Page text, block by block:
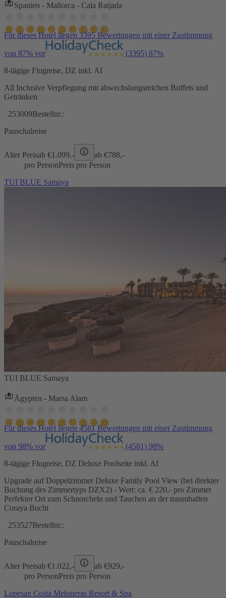
Spanien - Mallorca - Cala Ratjada
Für dieses Hotel liegen 3395 Bewertungen mit einer Zustimmung
von 87% vor (3395) 87%
8-tägige Flugreise, DZ inkl. AI
All Inclusive Verpflegung mit abwechslungsreichen Buffets und
Getränken
253009Bestellnr.:
Pauschalreise
Alter Preisab €1.099,- ab €788,-
pro PersonPreis pro Person
TUI BLUE Samaya
TUI BLUE Samaya
Ägypten - Marsa Alam
Für dieses Hotel liegen 4581 Bewertungen mit einer Zustimmung
von 98% vor (4581) 98%
8-tägige Flugreise, DZ Deluxe Poolseite inkl. AI
Upgrade auf Doppelzimmer Deluxe Family Pool View (bei direkter
Buchung des Zimmertyps DZX2) - Wert: ca. € 220,- pro Zimmer
Perfekter Ort zum Schnorcheln und Tauchen an der traumhaften
Coraya Bucht
253527Bestellnr.:
Pauschalreise
Alter Preisab €1.022,- ab €929,-
pro PersonPreis pro Person
Lopesan Costa Meloneras Resort & Spa